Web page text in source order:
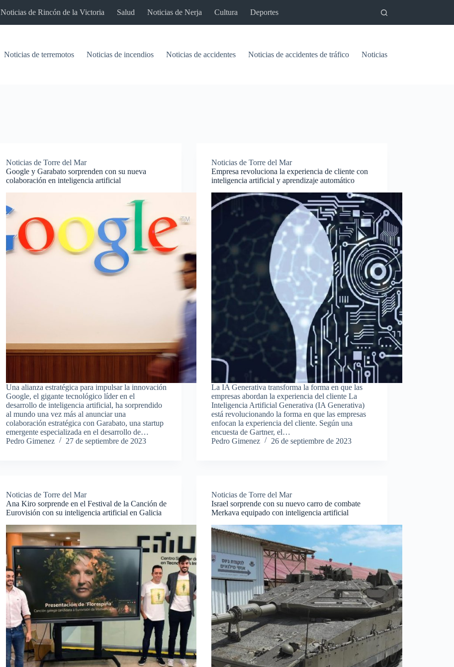
Noticias de Rincón de la Victoria Salud Noticias de Nerja Cultura Deportes
Noticias de terremotos Noticias de incendios Noticias de accidentes Noticias de accidentes de tráfico Noticias del pantano de
Noticias de Torre del Mar
Google y Garabato sorprenden con su nueva
colaboración en inteligencia artificial
Una alianza estratégica para impulsar la innovación
Google, el gigante tecnológico líder en el
desarrollo de inteligencia artificial, ha sorprendido
al mundo una vez más al anunciar una
colaboración estratégica con Garabato, una startup
emergente especializada en el desarrollo de…
Pedro Gimenez
27 de septiembre de 2023
Noticias de Torre del Mar
Empresa revoluciona la experiencia de cliente con
inteligencia artificial y aprendizaje automático
La IA Generativa transforma la forma en que las
empresas abordan la experiencia del cliente La
Inteligencia Artificial Generativa (IA Generativa)
está revolucionando la forma en que las empresas
enfocan la experiencia del cliente. Según una
encuesta de Gartner, el…
Pedro Gimenez
26 de septiembre de 2023
Noticias de Torre del Mar
Ana Kiro sorprende en el Festival de la Canción de
Eurovisión con su inteligencia artificial en Galicia
Noticias de Torre del Mar
Israel sorprende con su nuevo carro de combate
Merkava equipado con inteligencia artificial